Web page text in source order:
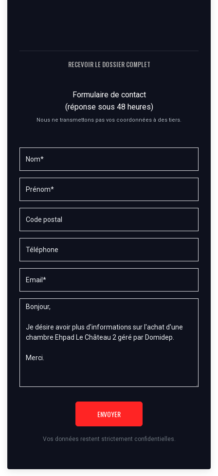
RECEVOIR LE DOSSIER COMPLET
Formulaire de contact
(réponse sous 48 heures)
Nous ne transmettons pas vos coordonnées à des tiers.
ENVOYER
Vos données restent strictement confidentielles.